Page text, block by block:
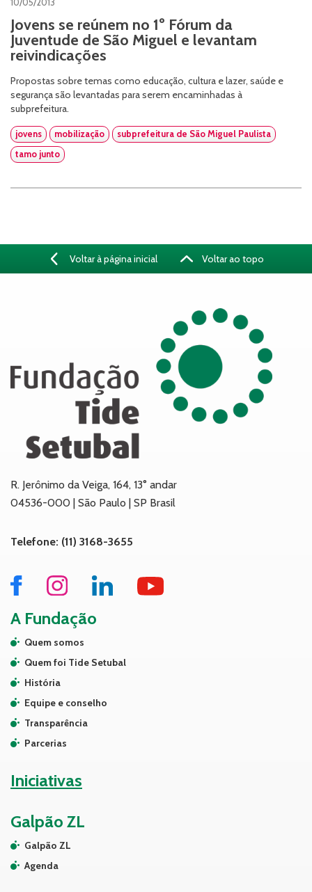
10/05/2013
Jovens se reúnem no 1º Fórum da
Juventude de São Miguel e levantam
reivindicações
Propostas sobre temas como educação, cultura e lazer, saúde e
segurança são levantadas para serem encaminhadas à
subprefeitura.
jovens mobilização
subprefeitura de São Miguel Paulista
tamo junto
Voltar à página inicial Voltar ao topo
R. Jerônimo da Veiga, 164, 13° andar
04536-000 | São Paulo | SP Brasil
Telefone: (11) 3168-3655
A Fundação
Quem somos
Quem foi Tide Setubal
História
Equipe e conselho
Transparência
Parcerias
Iniciativas
Galpão ZL
Galpão ZL
Agenda